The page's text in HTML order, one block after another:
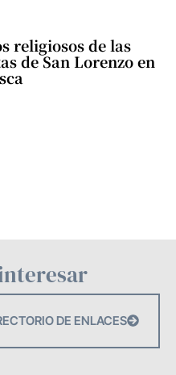
religiosos de las
de San Lorenzo en
DE ENLACES